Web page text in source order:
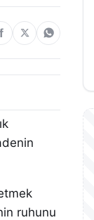
ruhunu